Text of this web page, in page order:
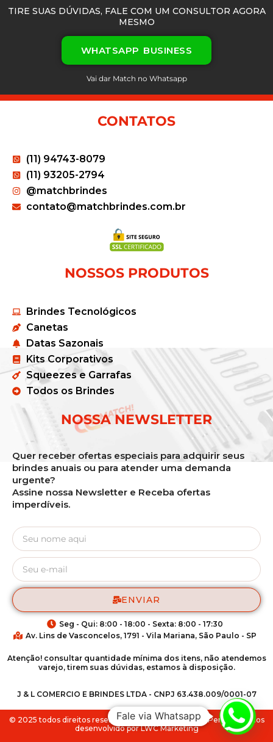
TIRE SUAS DÚVIDAS, FALE COM UM CONSULTOR AGORA
MESMO
WHATSAPP BUSINESS
Vai dar Match no Whatsapp
CONTATOS
(11) 94743-8079
(11) 93205-2794
@matchbrindes
contato@matchbrindes.com.br
NOSSOS PRODUTOS
Brindes Tecnológicos
Canetas
Datas Sazonais
Kits Corporativos
Squeezes e Garrafas
Todos os Brindes
NOSSA NEWSLETTER
Quer receber ofertas especiais para adquirir seus
brindes anuais ou para atender uma demanda
urgente?
Assine nossa Newsletter e Receba ofertas
imperdíveis.
ENVIAR
Seg - Qui: 8:00 - 18:00 - Sexta: 8:00 - 17:30
Av. Lins de Vasconcelos, 1791 - Vila Mariana, São Paulo - SP
Atenção! consultar quantidade mínima dos itens, não atendemos
varejo, tirem suas dúvidas, estamos à disposição.
J & L COMERCIO E BRINDES LTDA - CNPJ 63.438.009/0001-07
© 2025 todos direitos reservados para Match Brindes Personalizados
desenvolvido por LWC Marketing
Fale via Whatsapp